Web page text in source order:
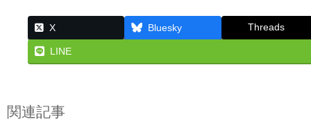
X Bluesky Threads
LINE
関連記事